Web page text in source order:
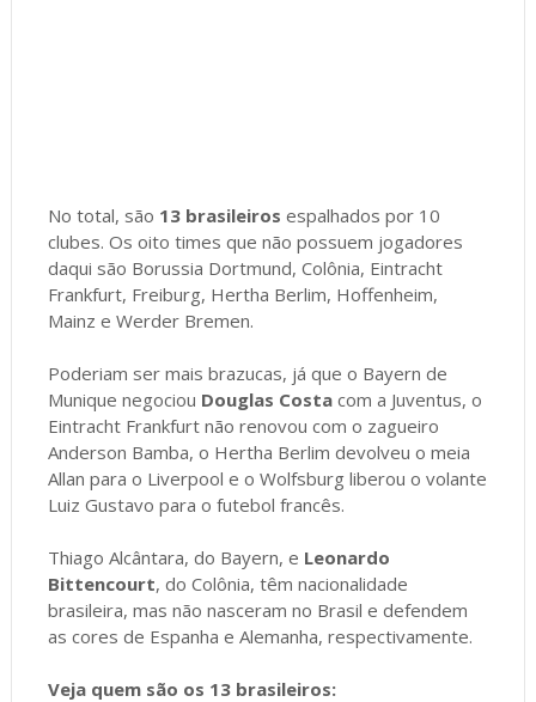
No total, são 13 brasileiros espalhados por 10
clubes. Os oito times que não possuem jogadores
daqui são Borussia Dortmund, Colônia, Eintracht
Frankfurt, Freiburg, Hertha Berlim, Hoffenheim,
Mainz e Werder Bremen.
Poderiam ser mais brazucas, já que o Bayern de
Munique negociou Douglas Costacom a Juventus, o
Eintracht Frankfurt não renovou com o zagueiro
Anderson Bamba, o Hertha Berlim devolveu o meia
Allan para o Liverpool e o Wolfsburg liberou o volante
Luiz Gustavo para o futebol francês.
Thiago Alcântara, do Bayern, e Leonardo
Bittencourt, do Colônia, têm nacionalidade
brasileira, mas não nasceram no Brasil e defendem
as cores de Espanha e Alemanha, respectivamente.
Veja quem são os 13 brasileiros: